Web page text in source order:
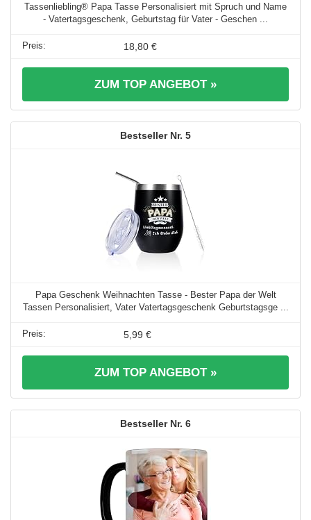
Tassenliebling® Papa Tasse Personalisiert mit Spruch und Name
- Vatertagsgeschenk, Geburtstag für Vater - Geschen ...
18,80 €
ZUM TOP ANGEBOT »
5
Papa Geschenk Weihnachten Tasse - Bester Papa der Welt
Tassen Personalisiert, Vater Vatertagsgeschenk Geburtstagsge ...
5,99 €
ZUM TOP ANGEBOT »
6